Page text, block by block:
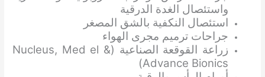
واستئصال الغدة الدرقية
استئصال النكفية بالشق المصغر
جراحات ترميم مجرى الهواء
زراعة القوقعة الصناعية (Nucleus, Med el &
Advance Bionics)